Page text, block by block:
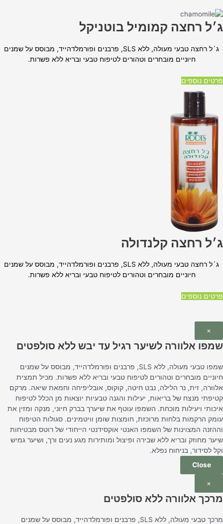
ג׳ל רחצה קמומיל בוטניקל
ג´ל רחצה טבעי מעולה, ללא SLS, פרבנים ופורמלדהייד, מבוסס על שמנים
חיוניים מובחרים וטהורים לטיפוח טבעי ובריא ללא פשרות.
פרטים נוספים
ג׳ל רחצה קלנדולה
ג´ל רחצה טבעי מעולה, ללא SLS, פרבנים ופורמלדהייד, מבוסס על שמנים
חיוניים מובחרים וטהורים לטיפוח טבעי ובריא ללא פשרות.
פרטים נוספים
×
שמפו אלוורה לשיער רגיל עד יבש ללא סולפטים
שמפו טבעי מעולה, ללא SLS, פרבנים ופורמלדהייד, מבוסס על שמנים
חיוניים מובחרים וטהורים לטיפוח טבעי ובריא ללא פשרות. מכיל תמצית
אלוורה, זית, נר הלילה, נבט חיטה, קוקוס, אובליפיחה וחמאת שיאה. מרקם
קטיפתי מנצח של בריאות, יעילות והגנה טבעיות יוצאות מן הכלל לטיפוח
איכותי ויעילות מוכחת. השמפו עוטף את שיערך בברק חיוני, מנקה ומזין את
עומק הרקמות בלחות מרוכזת, חומצות שומן וויטמינים. סגולות הטיפוח
וההזנה המצוינות של השמפו האנטי אוקסידנטי הייחודי של רוטס מבטיחות
שיער מחוזק ובריא ללא שבירה ופיצול ומותירות מגע נעים ורך, ושיער גמיש
וקל לסידור, בניחוח נפלא.
Close
×
מרכך אלוורה ללא סולפטים
מרכך טבעי מעולה, ללא SLS, פרבנים ופורמלדהייד, מבוסס על שמנים